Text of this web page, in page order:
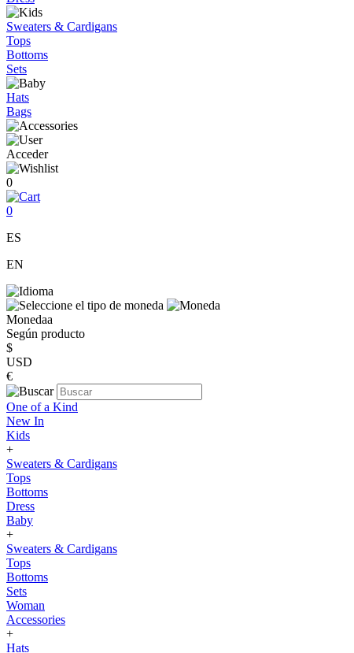
Sweaters & Cardigans
Tops
Bottoms
Sets
Hats
Bags
Acceder
0
0
ES
EN
Monedaa
Según producto
$
USD
€
One of a Kind
New In
Kids
+
Sweaters & Cardigans
Tops
Bottoms
Dress
Baby
+
Sweaters & Cardigans
Tops
Bottoms
Sets
Woman
Accessories
+
Hats